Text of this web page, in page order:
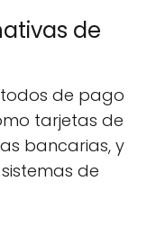
de
de pago
tarjetas de
bancarias, y
de